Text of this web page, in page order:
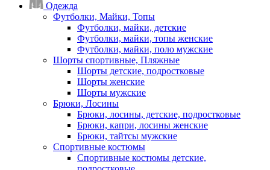
Одежда
Футболки, Майки, Топы
Футболки, майки, детские
Футболки, майки, топы женские
Футболки, майки, поло мужские
Шорты спортивные, Пляжные
Шорты детские, подростковые
Шорты женские
Шорты мужские
Брюки, Лосины
Брюки, лосины, детские, подростковые
Брюки, капри, лосины женские
Брюки, тайтсы мужские
Спортивные костюмы
Спортивные костюмы детские,